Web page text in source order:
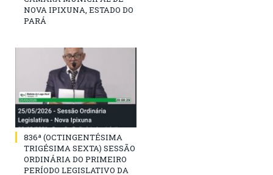
NOVA IPIXUNA, ESTADO DO
PARÁ
836ª (OCTINGENTÉSIMA
TRIGÉSIMA SEXTA) SESSÃO
ORDINÁRIA DO PRIMEIRO
PERÍODO LEGISLATIVO DA